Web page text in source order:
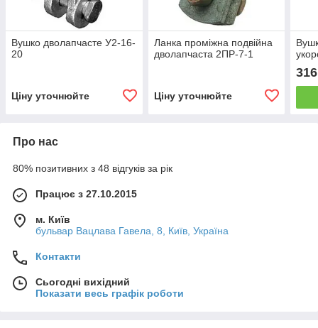
Вушко дволапчасте У2-16-
20
Ціну уточнюйте
Ланка проміжна подвійна
дволапчаста 2ПР-7-1
Ціну уточнюйте
Про нас
80% позитивних з 48 відгуків за рік
Працює з 27.10.2015
м. Київ
бульвар Вацлава Гавела, 8, Київ, Україна
Контакти
Сьогодні вихідний
Показати весь графік роботи